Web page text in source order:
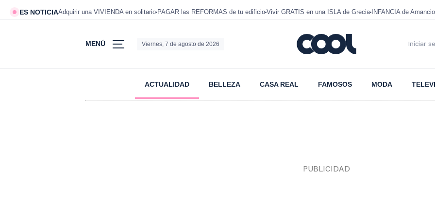
ES NOTICIAAdquirir una VIVIENDA en solitario PAGAR las REFORMAS de tu edificio Vivir GRATIS en una ISLA de Grecia INFANCIA de Amancio
MENÚ Viernes, 7 de agosto de 2026 Iniciar
ACTUALIDAD BELLEZA CASA REAL FAMOSOS MODA